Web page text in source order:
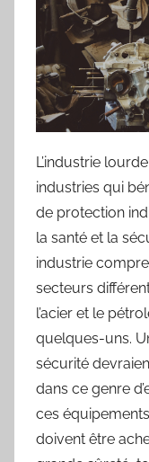
L’industrie
industries qui
de protection
la santé et la
industrie
secteurs
l’acier et le
quelques-uns.
sécurité
dans ce genre
ces
doivent être